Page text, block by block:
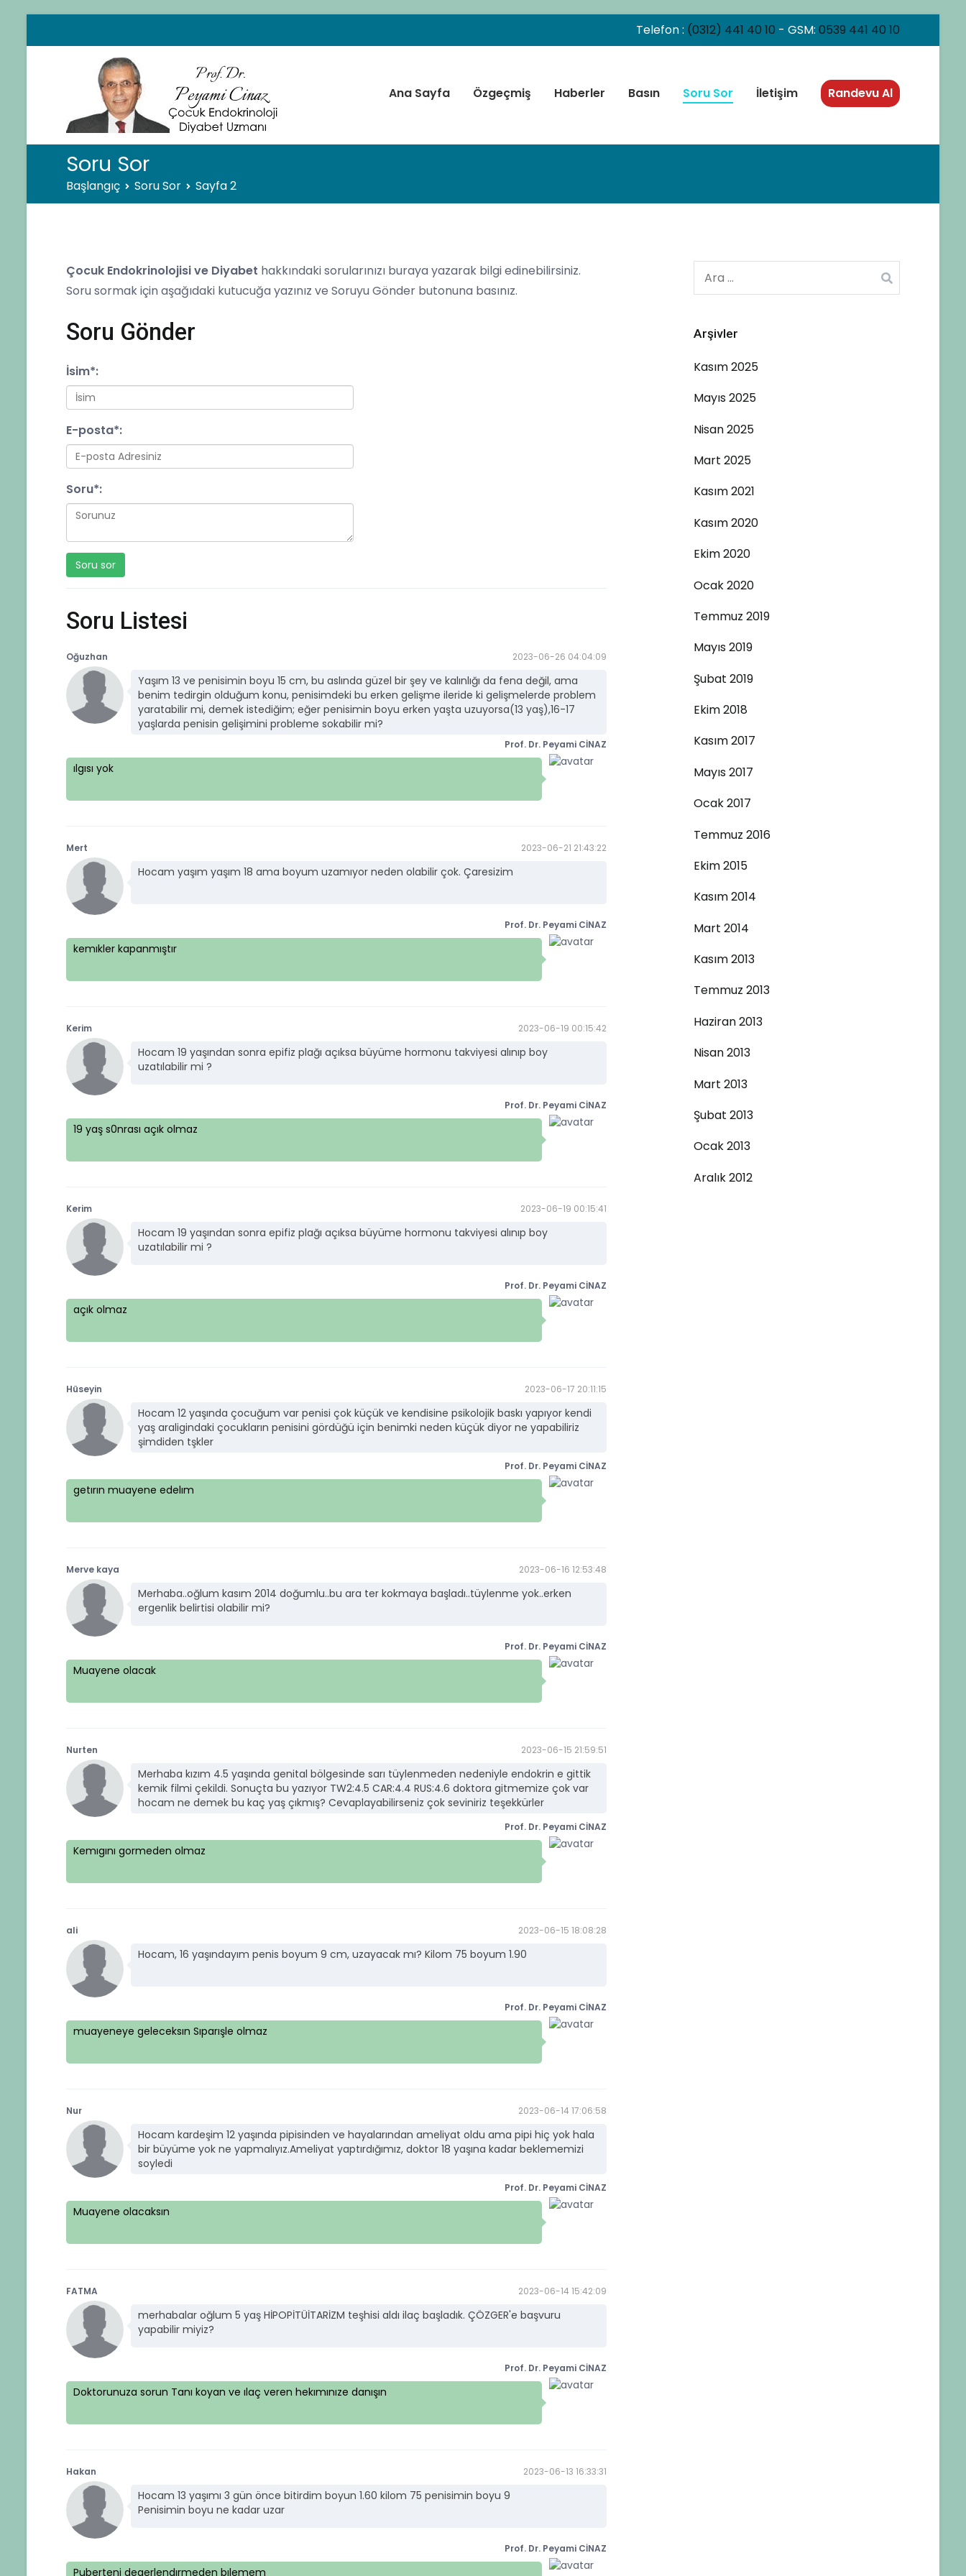
geç
Telefon : (0312) 441 40 10 - GSM: 0539 441 40 10
Prof. Dr. Peyami CİNAZ
Çocuk Endokrinolojisi ve Diyabet Uzmanı – Ankara
Ana Sayfa Özgeçmiş Haberler Basın Soru Sor İletişim Randevu Al
Soru Sor
Başlangıç Soru Sor Sayfa 2
Çocuk Endokrinolojisi ve Diyabet hakkındaki sorularınızı buraya yazarak bilgi edinebilirsiniz.
Soru sormak için aşağıdaki kutucuğa yazınız ve Soruyu Gönder butonuna basınız.
Soru Gönder
İsim*:
E-posta*:
Soru*:
Soru Listesi
Oğuzhan 2023-06-26 04:04:09
Yaşım 13 ve penisimin boyu 15 cm, bu aslında güzel bir şey ve kalınlığı da fena değil, ama
benim tedirgin olduğum konu, penisimdeki bu erken gelişme ileride ki gelişmelerde problem
yaratabilir mi, demek istediğim; eğer penisimin boyu erken yaşta uzuyorsa(13 yaş),16-17
yaşlarda penisin gelişimini probleme sokabilir mi?
Prof. Dr. Peyami CİNAZ
ılgısı yok
Mert 2023-06-21 21:43:22
Hocam yaşım yaşım 18 ama boyum uzamıyor neden olabilir çok. Çaresizim
Prof. Dr. Peyami CİNAZ
kemıkler kapanmıştır
Kerim 2023-06-19 00:15:42
Hocam 19 yaşından sonra epifiz plağı açıksa büyüme hormonu takviyesi alınıp boy
uzatılabilir mi ?
Prof. Dr. Peyami CİNAZ
19 yaş s0nrası açık olmaz
Kerim 2023-06-19 00:15:41
Hocam 19 yaşından sonra epifiz plağı açıksa büyüme hormonu takviyesi alınıp boy
uzatılabilir mi ?
Prof. Dr. Peyami CİNAZ
açık olmaz
Hüseyin 2023-06-17 20:11:15
Hocam 12 yaşında çocuğum var penisi çok küçük ve kendisine psikolojik baskı yapıyor kendi
yaş araligindaki çocukların penisini gördüğü için benimki neden küçük diyor ne yapabiliriz
şimdiden tşkler
Prof. Dr. Peyami CİNAZ
getırın muayene edelım
Merve kaya 2023-06-16 12:53:48
Merhaba..oğlum kasım 2014 doğumlu..bu ara ter kokmaya başladı..tüylenme yok..erken
ergenlik belirtisi olabilir mi?
Prof. Dr. Peyami CİNAZ
Muayene olacak
Nurten 2023-06-15 21:59:51
Merhaba kızım 4.5 yaşında genital bölgesinde sarı tüylenmeden nedeniyle endokrin e gittik
kemik filmi çekildi. Sonuçta bu yazıyor TW2:4.5 CAR:4.4 RUS:4.6 doktora gitmemize çok var
hocam ne demek bu kaç yaş çıkmış? Cevaplayabilirseniz çok seviniriz teşekkürler
Prof. Dr. Peyami CİNAZ
Kemıgını gormeden olmaz
ali 2023-06-15 18:08:28
Hocam, 16 yaşındayım penis boyum 9 cm, uzayacak mı? Kilom 75 boyum 1.90
Prof. Dr. Peyami CİNAZ
muayeneye geleceksın Sıparışle olmaz
Nur 2023-06-14 17:06:58
Hocam kardeşim 12 yaşında pipisinden ve hayalarından ameliyat oldu ama pipi hiç yok hala
bir büyüme yok ne yapmalıyız.Ameliyat yaptırdığımız, doktor 18 yaşına kadar beklememizi
soyledi
Prof. Dr. Peyami CİNAZ
Muayene olacaksın
FATMA 2023-06-14 15:42:09
merhabalar oğlum 5 yaş HİPOPİTÜİTARİZM teşhisi aldı ilaç başladık. ÇÖZGER'e başvuru
yapabilir miyiz?
Prof. Dr. Peyami CİNAZ
Doktorunuza sorun Tanı koyan ve ılaç veren hekımınıze danışın
Hakan 2023-06-13 16:33:31
Hocam 13 yaşımı 3 gün önce bitirdim boyun 1.60 kilom 75 penisimin boyu 9
Penisimin boyu ne kadar uzar
Prof. Dr. Peyami CİNAZ
Puberteni degerlendırmeden bılemem
Arama:
Arşivler
Kasım 2025
Mayıs 2025
Nisan 2025
Mart 2025
Kasım 2021
Kasım 2020
Ekim 2020
Ocak 2020
Temmuz 2019
Mayıs 2019
Şubat 2019
Ekim 2018
Kasım 2017
Mayıs 2017
Ocak 2017
Temmuz 2016
Ekim 2015
Kasım 2014
Mart 2014
Kasım 2013
Temmuz 2013
Haziran 2013
Nisan 2013
Mart 2013
Şubat 2013
Ocak 2013
Aralık 2012